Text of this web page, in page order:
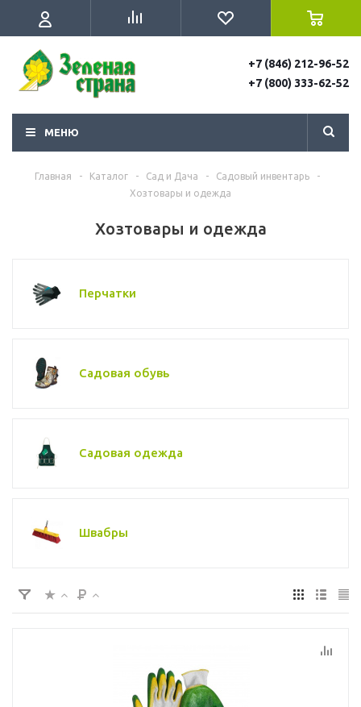
+7 (846) 212-96-52
+7 (800) 333-62-52
МЕНЮ
Главная - Каталог - Сад и Дача - Садовый инвентарь
-
Хозтовары и одежда
Хозтовары и одежда
Перчатки
Садовая обувь
Садовая одежда
Швабры